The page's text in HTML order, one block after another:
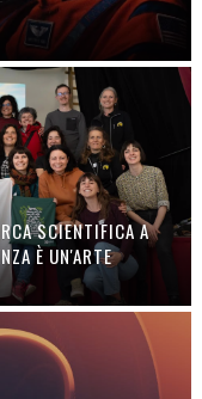
SCIENTIFICA A
È UN'ARTE